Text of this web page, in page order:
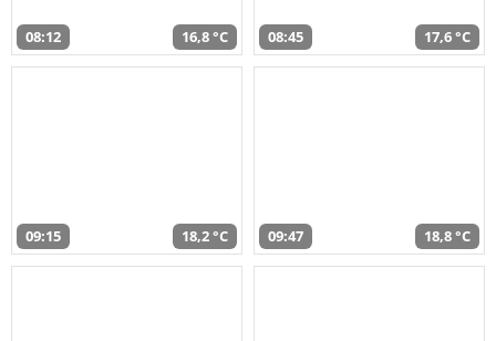
08:12 16,8 °C 08:45 17,6 °C
09:15 18,2 °C 09:47 18,8 °C